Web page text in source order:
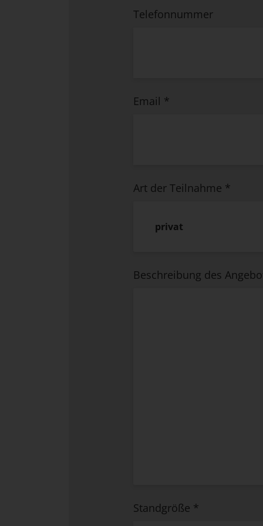
Telefonnummer
Email *
Art der Teilnahme *
Beschreibung des
Standgröße *